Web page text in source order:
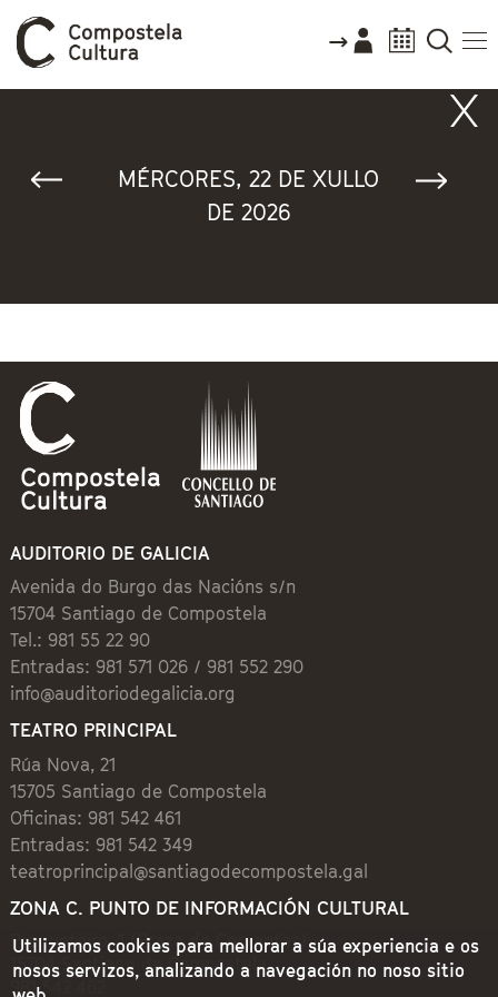
MÉRCORES, 22 DE XULLO
DE 2026
AUDITORIO DE GALICIA
Avenida do Burgo das Nacións s/n
15704 Santiago de Compostela
Tel.: 981 55 22 90
Entradas: 981 571 026 / 981 552 290
info@auditoriodegalicia.org
TEATRO PRINCIPAL
Rúa Nova, 21
15705 Santiago de Compostela
Oficinas: 981 542 461
Entradas: 981 542 349
teatroprincipal@santiagodecompostela.gal
ZONA C. PUNTO DE INFORMACIÓN CULTURAL
Preguntoiro, 1 (Praza de Cervantes)
15704 Santiago de Compostela
981 542 462
Utilizamos cookies para mellorar a súa experiencia e os
nosos servizos, analizando a navegación no noso sitio